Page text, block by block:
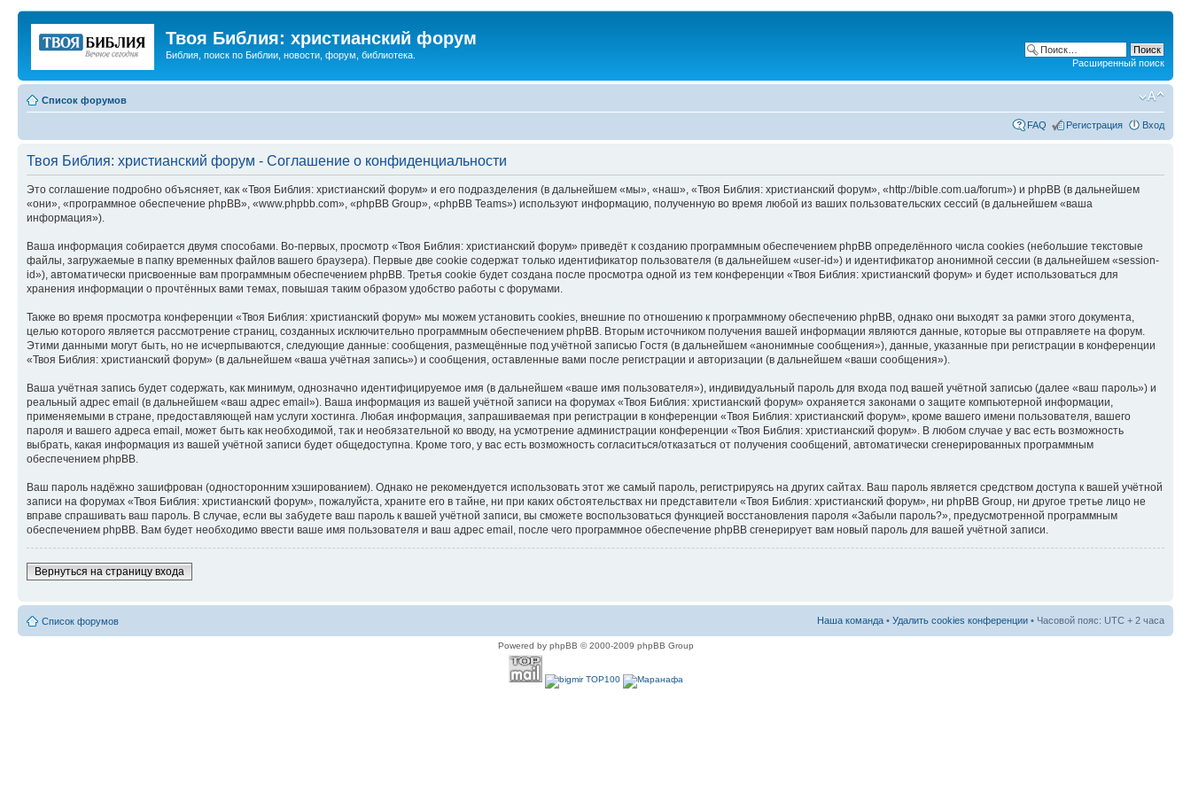
Твоя Библия: христианский форум
Библия, поиск по Библии, новости, форум, библиотека.
Расширенный поиск
Список форумов
FAQ Регистрация Вход
Твоя Библия: христианский форум - Соглашение о конфиденциальности
Это соглашение подробно объясняет, как «Твоя Библия: христианский форум» и его подразделения (в дальнейшем «мы», «наш», «Твоя Библия: христианский форум», «http://bible.com.ua/forum») и phpBB (в дальнейшем
«они», «программное обеспечение phpBB», «www.phpbb.com», «phpBB Group», «phpBB Teams») используют информацию, полученную во время любой из ваших пользовательских сессий (в дальнейшем «ваша
информация»).
Ваша информация собирается двумя способами. Во-первых, просмотр «Твоя Библия: христианский форум» приведёт к созданию программным обеспечением phpBB определённого числа cookies (небольшие текстовые
файлы, загружаемые в папку временных файлов вашего браузера). Первые две cookie содержат только идентификатор пользователя (в дальнейшем «user-id») и идентификатор анонимной сессии (в дальнейшем «session-
id»), автоматически присвоенные вам программным обеспечением phpBB. Третья cookie будет создана после просмотра одной из тем конференции «Твоя Библия: христианский форум» и будет использоваться для
хранения информации о прочтённых вами темах, повышая таким образом удобство работы с форумами.
Также во время просмотра конференции «Твоя Библия: христианский форум» мы можем установить cookies, внешние по отношению к программному обеспечению phpBB, однако они выходят за рамки этого документа,
целью которого является рассмотрение страниц, созданных исключительно программным обеспечением phpBB. Вторым источником получения вашей информации являются данные, которые вы отправляете на форум.
Этими данными могут быть, но не исчерпываются, следующие данные: сообщения, размещённые под учётной записью Гостя (в дальнейшем «анонимные сообщения»), данные, указанные при регистрации в конференции
«Твоя Библия: христианский форум» (в дальнейшем «ваша учётная запись») и сообщения, оставленные вами после регистрации и авторизации (в дальнейшем «ваши сообщения»).
Ваша учётная запись будет содержать, как минимум, однозначно идентифицируемое имя (в дальнейшем «ваше имя пользователя»), индивидуальный пароль для входа под вашей учётной записью (далее «ваш пароль») и
реальный адрес email (в дальнейшем «ваш адрес email»). Ваша информация из вашей учётной записи на форумах «Твоя Библия: христианский форум» охраняется законами о защите компьютерной информации,
применяемыми в стране, предоставляющей нам услуги хостинга. Любая информация, запрашиваемая при регистрации в конференции «Твоя Библия: христианский форум», кроме вашего имени пользователя, вашего
пароля и вашего адреса email, может быть как необходимой, так и необязательной ко вводу, на усмотрение администрации конференции «Твоя Библия: христианский форум». В любом случае у вас есть возможность
выбрать, какая информация из вашей учётной записи будет общедоступна. Кроме того, у вас есть возможность согласиться/отказаться от получения сообщений, автоматически сгенерированных программным
обеспечением phpBB.
Ваш пароль надёжно зашифрован (односторонним хэшированием). Однако не рекомендуется использовать этот же самый пароль, регистрируясь на других сайтах. Ваш пароль является средством доступа к вашей учётной
записи на форумах «Твоя Библия: христианский форум», пожалуйста, храните его в тайне, ни при каких обстоятельствах ни представители «Твоя Библия: христианский форум», ни phpBB Group, ни другое третье лицо не
вправе спрашивать ваш пароль. В случае, если вы забудете ваш пароль к вашей учётной записи, вы сможете воспользоваться функцией восстановления пароля «Забыли пароль?», предусмотренной программным
обеспечением phpBB. Вам будет необходимо ввести ваше имя пользователя и ваш адрес email, после чего программное обеспечение phpBB сгенерирует вам новый пароль для вашей учётной записи.
Вернуться на страницу входа
Список форумов Наша команда • Удалить cookies конференции • Часовой пояс: UTC + 2 часа
Powered by phpBB © 2000-2009 phpBB Group